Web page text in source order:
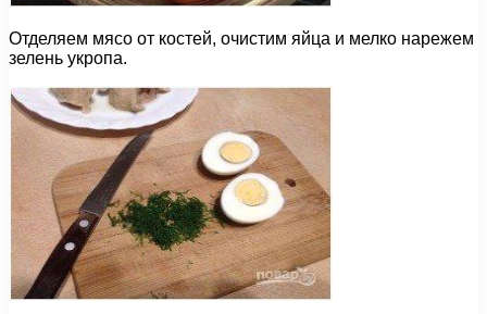
Отделяем мясо от костей, очистим яйца и мелко нарежем
зелень укропа.